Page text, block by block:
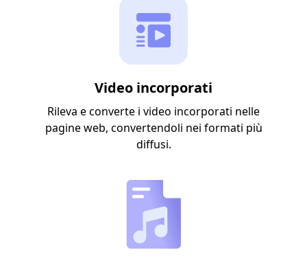
Video incorporati
Rileva e converte i video incorporati nelle
pagine web, convertendoli nei formati più
diffusi.